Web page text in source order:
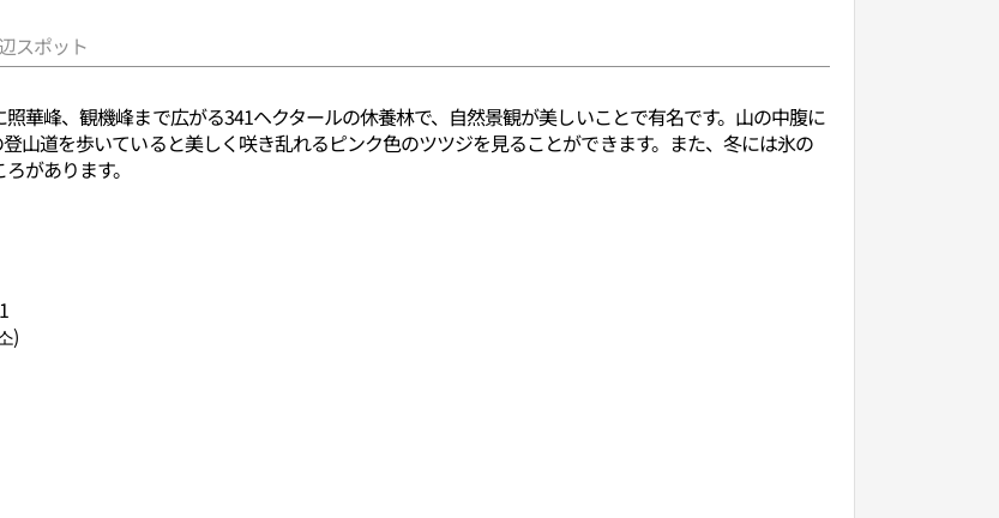
スポット
華峰、観機峰まで広がる341ヘクタールの休養林で、自然景観が美しいことで有名です。山の中腹に
山道を歩いていると美しく咲き乱れるピンク色のツツジを見ることができます。また、冬には氷の
があります。
)